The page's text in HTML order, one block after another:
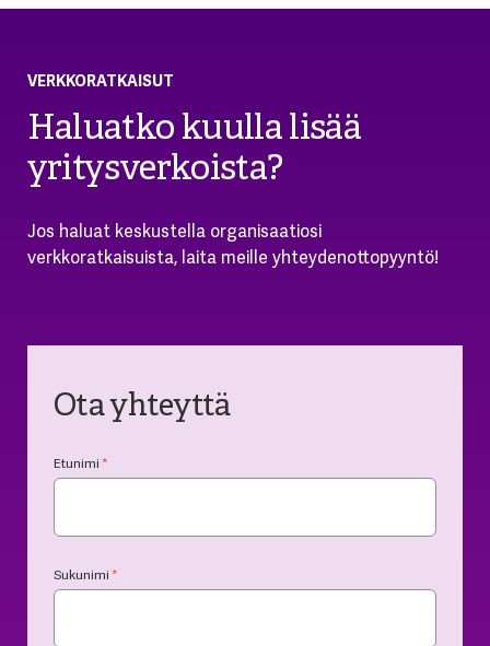
VERKKORATKAISUT
Haluatko kuulla lisää
yritysverkoista?
Jos haluat keskustella organisaatiosi
verkkoratkaisuista, laita meille yhteydenottopyyntö!
Ota yhteyttä
Etunimi*
Sukunimi*